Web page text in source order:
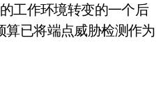
工作环境转变的一个后
已将端点威胁检测作为